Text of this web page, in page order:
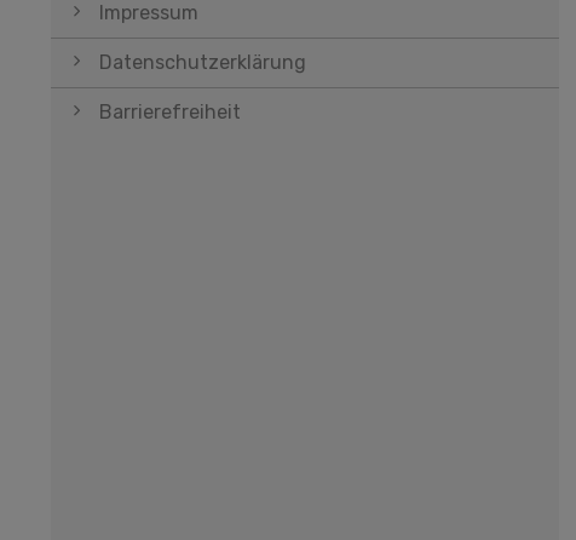
Impressum
Datenschutzerklärung
Barrierefreiheit